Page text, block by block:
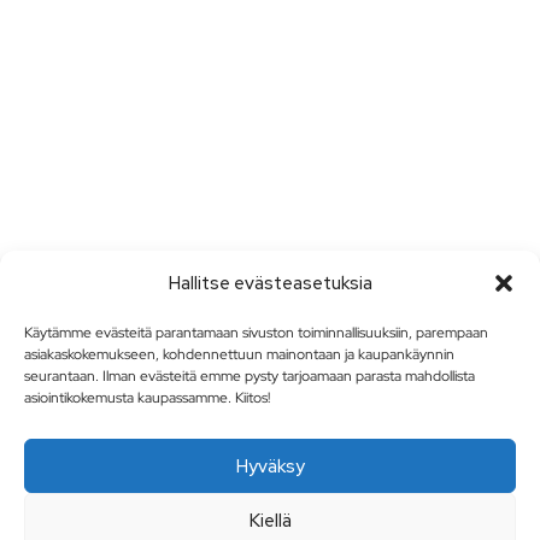
Hallitse evästeasetuksia
Käytämme evästeitä parantamaan sivuston toiminnallisuuksiin, parempaan
asiakaskokemukseen, kohdennettuun mainontaan ja kaupankäynnin
seurantaan. Ilman evästeitä emme pysty tarjoamaan parasta mahdollista
asiointikokemusta kaupassamme. Kiitos!
Hyväksy
Kiellä